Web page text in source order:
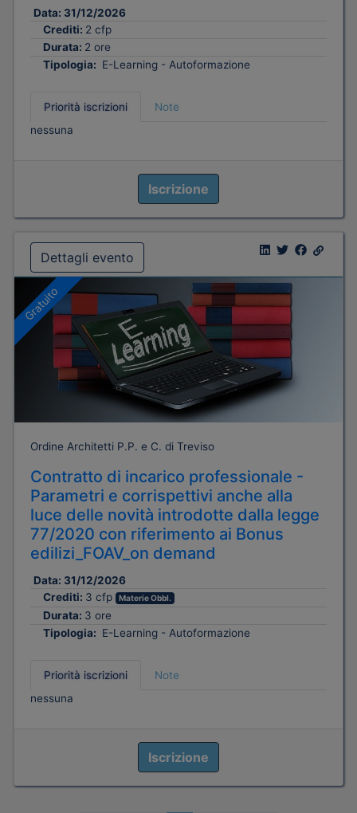
Data: 31/12/2026
Crediti: 2 cfp
Durata: 2 ore
Tipologia: E-Learning - Autoformazione
Priorità iscrizioni
Note
nessuna
Iscrizione
Dettagli evento
Gratuito
Ordine Architetti P.P. e C. di Treviso
Contratto di incarico professionale -
Parametri e corrispettivi anche alla
luce delle novità introdotte dalla legge
77/2020 con riferimento ai Bonus
edilizi_FOAV_on demand
Data: 31/12/2026
Crediti: 3 cfp Materie Obbl.
Durata: 3 ore
Tipologia: E-Learning - Autoformazione
Priorità iscrizioni
Note
nessuna
Iscrizione